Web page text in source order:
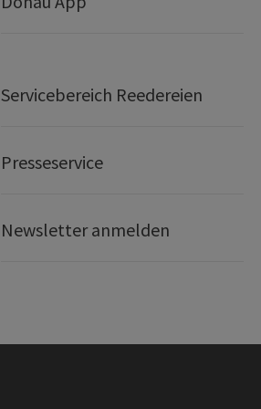
Servicebereich Reedereien
Presseservice
Newsletter anmelden